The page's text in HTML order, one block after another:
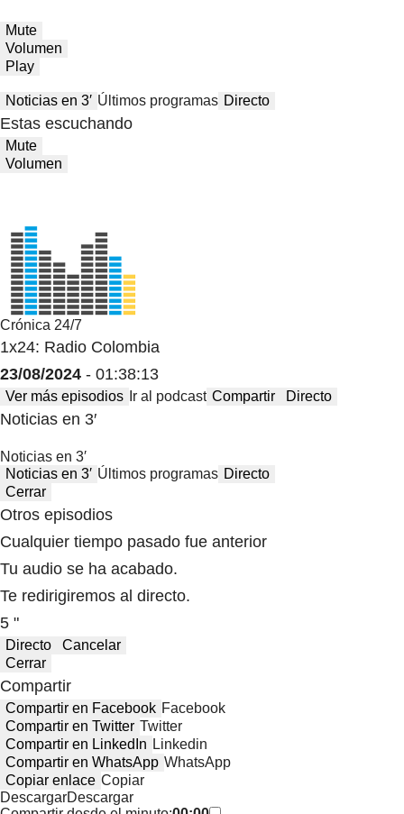
Mute
Volumen
Play
Noticias en 3′ Últimos programas Directo
Estas escuchando
Mute
Volumen
Crónica 24/7
1x24: Radio Colombia
23/08/2024 - 01:38:13
Ver más episodios Ir al podcast Compartir Directo
Noticias en 3′
Noticias en 3′
Noticias en 3′ Últimos programas Directo
Cerrar
Otros episodios
Cualquier tiempo pasado fue anterior
Tu audio se ha acabado.
Te redirigiremos al directo.
5 "
Directo
Cancelar
Cerrar
Compartir
Compartir en Facebook Facebook
Compartir en Twitter Twitter
Compartir en LinkedIn Linkedin
Compartir en WhatsApp WhatsApp
Copiar enlace Copiar
DescargarDescargar